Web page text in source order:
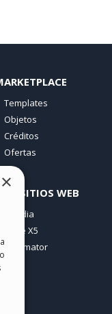
Templates
Objetos
Créditos
Ofertas
SITIOS WEB
X5
×